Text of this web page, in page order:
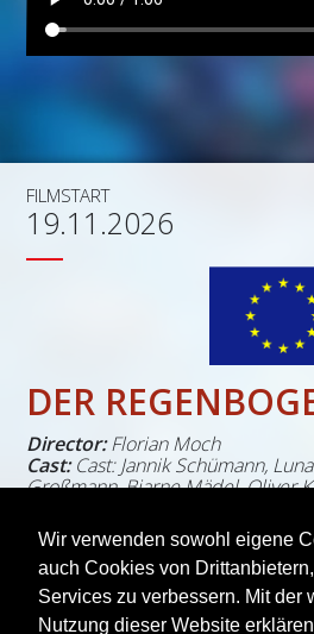
Wir verwenden sowohl eigene
auch Cookies von
Services zu verbessern. Mit der
Nutzung dieser Website
FILMSTART
19.11.2026
DER
Director: Florian Moch
Cast: Cast: Jannik Schümann,
Großmann, Bjarne Mädel, Oliver
Sawatzki, Bela B Felsenheimer,
Sinnen, Tom Böttcher , Tobias
Genre:Family Entertainment
Der Regenbogenfisch ist mit
Schuppen der schönste Fisch